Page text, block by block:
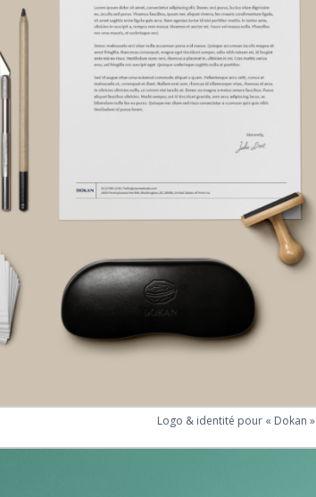
Logo & identité pour « Dokan »